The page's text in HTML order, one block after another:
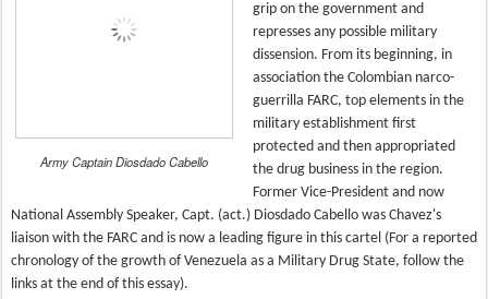
Army Captain Diosdado Cabello
grip on the government and
represses any possible military
dissension. From its beginning, in
association the Colombian narco-
guerrilla FARC, top elements in the
military establishment first
protected and then appropriated
the drug business in the region.
Former Vice-President and now
National Assembly Speaker, Capt. (act.) Diosdado Cabello was Chavez's
liaison with the FARC and is now a leading figure in this cartel (For a reported
chronology of the growth of Venezuela as a Military Drug State, follow the
links at the end of this essay).